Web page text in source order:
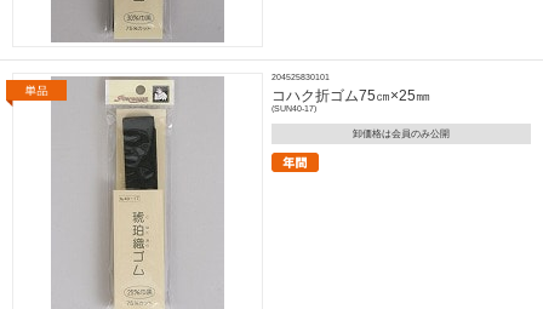
204525830101
コハク折ゴム75㎝×25㎜
(SUN40-17)
卸価格は会員のみ公開